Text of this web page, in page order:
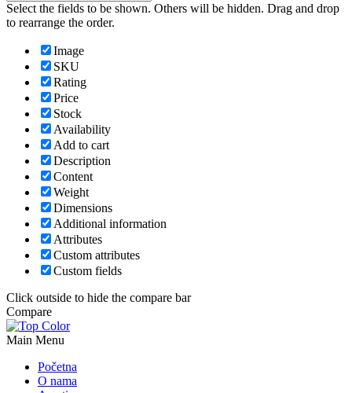
Select the fields to be shown. Others will be hidden. Drag and drop
to rearrange the order.
Image
SKU
Rating
Price
Stock
Availability
Add to cart
Description
Content
Weight
Dimensions
Additional information
Attributes
Custom attributes
Custom fields
Click outside to hide the compare bar
Compare
Main Menu
Početna
O nama